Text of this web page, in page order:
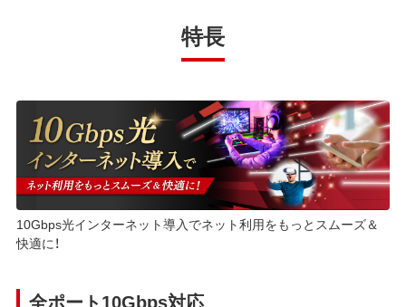
特長
10Gbps光インターネット導入でネット利用をもっとスムーズ＆
快適に！
全ポート10Gbps対応